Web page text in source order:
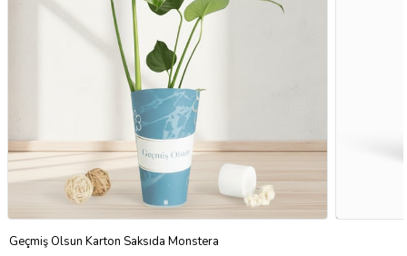
Geçmiş Olsun Karton Saksıda Monstera